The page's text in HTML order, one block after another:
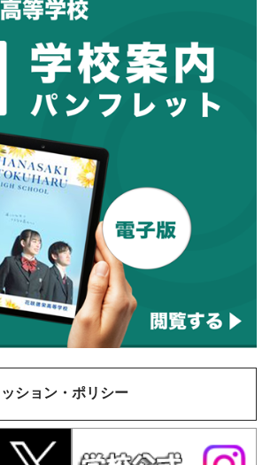
ション・ポリシー